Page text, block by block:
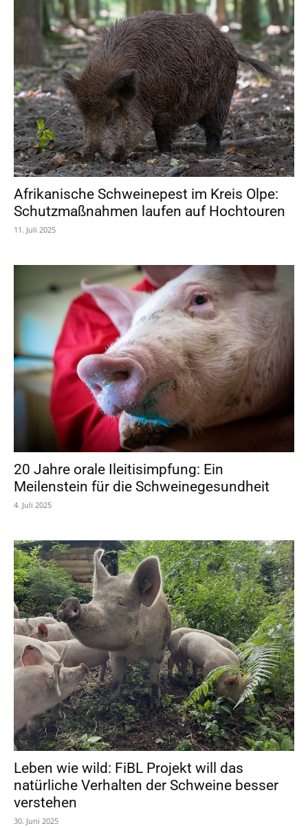
Afrikanische Schweinepest im Kreis Olpe:
Schutzmaßnahmen laufen auf Hochtouren
11. Juli 2025
20 Jahre orale Ileitisimpfung: Ein
Meilenstein für die Schweinegesundheit
4. Juli 2025
Leben wie wild: FiBL Projekt will das
natürliche Verhalten der Schweine besser
verstehen
30. Juni 2025